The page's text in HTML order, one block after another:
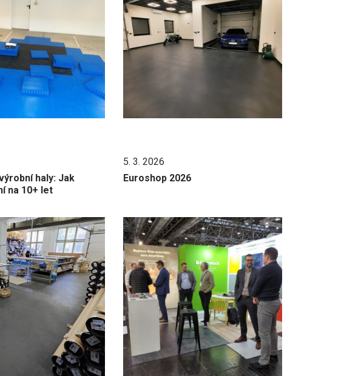
haly: Jak
na 10+ let
5. 3. 2026
Euroshop 2026